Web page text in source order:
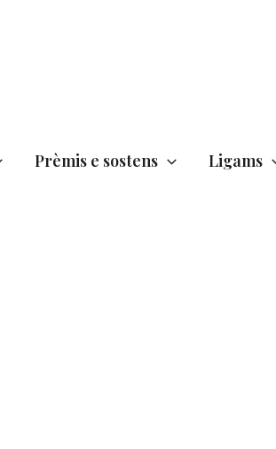
Prèmis e sostens Ligams